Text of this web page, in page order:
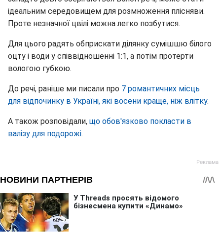
ідеальним середовищем для розмноження плісняви.
Проте незначної цвілі можна легко позбутися.
Для цього радять обприскати ділянку сумішшю білого
оцту і води у співвідношенні 1:1, а потім протерти
вологою губкою.
До речі, раніше ми писали про 7 романтичних місць
для відпочинку в Україні, які восени краще, ніж влітку.
А також розповідали, що обов'язково покласти в
валізу для подорожі.